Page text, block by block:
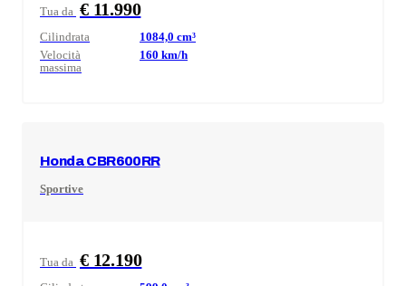
Tua da € 11.990
Cilindrata 1084,0 cm³
Velocità
massima
160 km/h
HondaCBR600RR
Sportive
Tua da € 12.190